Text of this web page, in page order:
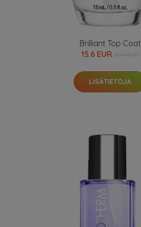
Brilliant Top Coat
15.6 EUR
LISÄTIETOJA